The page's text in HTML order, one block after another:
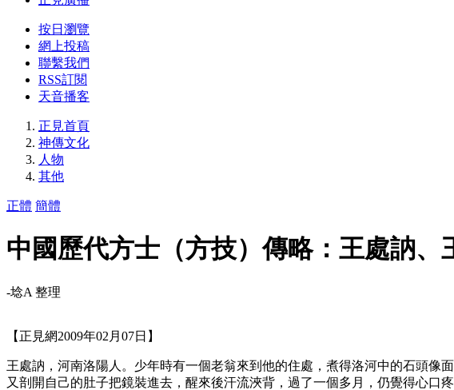
按日瀏覽
網上投稿
聯繫我們
RSS訂閱
天音播客
正見首頁
神傳文化
人物
其他
正體 簡體
中國歷代方士（方技）傳略：王處訥、
-埝A 整理
【正見網2009年02月07日】
王處訥，河南洛陽人。少年時有一個老翁來到他的住處，煮得洛河中的石頭像
又剖開自己的肚子把鏡裝進去，醒來後汗流浹背，過了一個多月，仍覺得心